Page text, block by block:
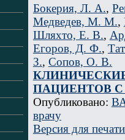
Бокерия, Л. А.,
Медведев, М. М.,
Шляхто, Е. В.,
Егоров, Д. Ф.,
З., Сопов, О. В.
ПАЦИЕНТОВ
Опубликовано:
врачу
Версия для печати